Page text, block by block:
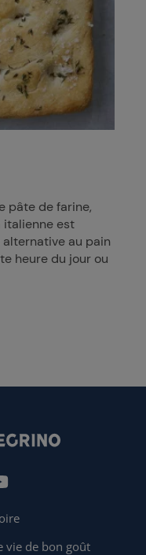
pâte de farine,
italienne est
au pain
heure du jour ou
vie de bon goût